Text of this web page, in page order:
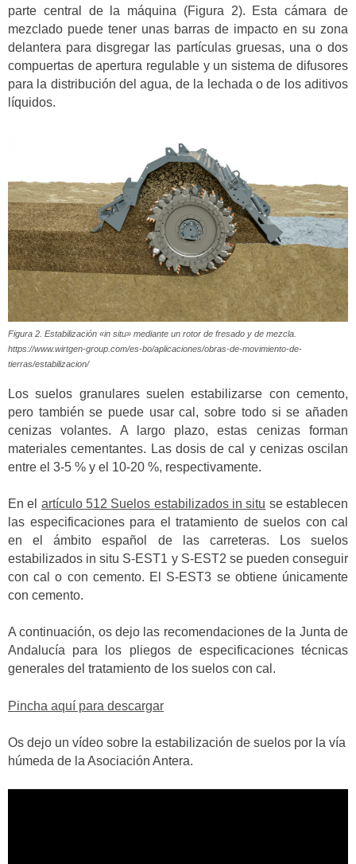
parte central de la máquina (Figura 2). Esta cámara de
mezclado puede tener unas barras de impacto en su zona
delantera para disgregar las partículas gruesas, una o dos
compuertas de apertura regulable y un sistema de difusores
para la distribución del agua, de la lechada o de los aditivos
líquidos.
Figura 2. Estabilización «in situ» mediante un rotor de fresado y de mezcla.
https://www.wirtgen-group.com/es-bo/aplicaciones/obras-de-movimiento-de-
tierras/estabilizacion/
Los suelos granulares suelen estabilizarse con cemento,
pero también se puede usar cal, sobre todo si se añaden
cenizas volantes. A largo plazo, estas cenizas forman
materiales cementantes. Las dosis de cal y cenizas oscilan
entre el 3-5 % y el 10-20 %, respectivamente.
En el artículo 512 Suelos estabilizados in situ se establecen
las especificaciones para el tratamiento de suelos con cal
en el ámbito español de las carreteras. Los suelos
estabilizados in situ S-EST1 y S-EST2 se pueden conseguir
con cal o con cemento. El S-EST3 se obtiene únicamente
con cemento.
A continuación, os dejo las recomendaciones de la Junta de
Andalucía para los pliegos de especificaciones técnicas
generales del tratamiento de los suelos con cal.
Pincha aquí para descargar
Os dejo un vídeo sobre la estabilización de suelos por la vía
húmeda de la Asociación Antera.